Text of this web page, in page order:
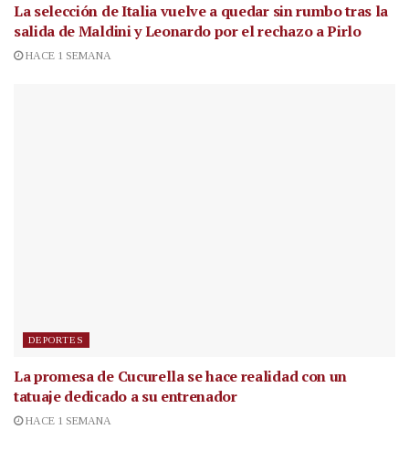
La selección de Italia vuelve a quedar sin rumbo tras la
salida de Maldini y Leonardo por el rechazo a Pirlo
HACE 1 SEMANA
DEPORTES
La promesa de Cucurella se hace realidad con un
tatuaje dedicado a su entrenador
HACE 1 SEMANA